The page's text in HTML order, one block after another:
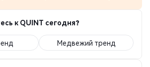
к QUINT сегодня?
Медвежий тренд